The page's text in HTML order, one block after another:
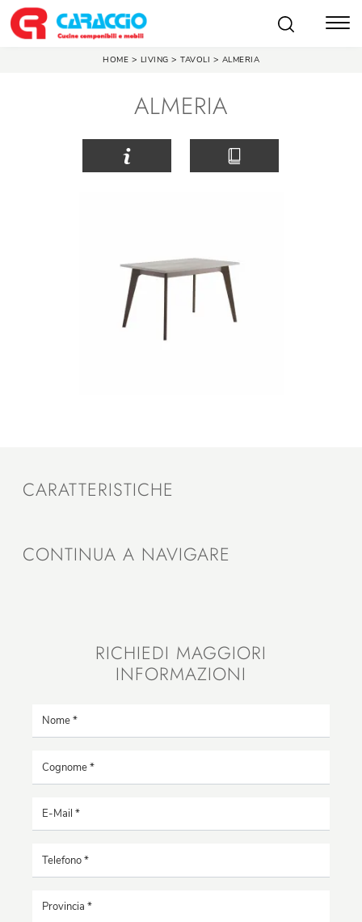
HOME > LIVING > TAVOLI > ALMERIA
ALMERIA
CARATTERISTICHE
CONTINUA A NAVIGARE
RICHIEDI MAGGIORI
INFORMAZIONI